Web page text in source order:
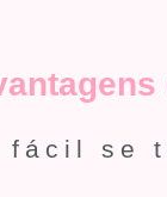
fácil se